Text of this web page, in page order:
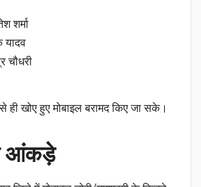
शर्मा
यादव
चौधरी
खोए हुए मोबाइल बरामद किए जा सके।
आंकड़े